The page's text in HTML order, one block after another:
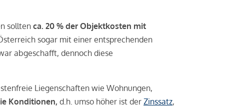
sollten ca. 20 % der Objektkosten mit
sogar mit einer entsprechenden
abgeschafft, dennoch diese
Liegenschaften wie Wohnungen,
Konditionen, d.h. umso höher ist der Zinssatz,